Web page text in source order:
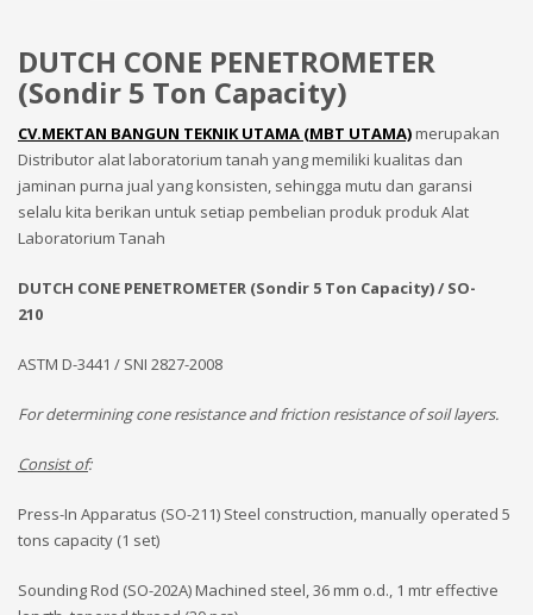
DUTCH CONE PENETROMETER
(Sondir 5 Ton Capacity)
CV.MEKTAN BANGUN TEKNIK UTAMA (MBT UTAMA)merupakan
Distributor alat laboratorium tanah yang memiliki kualitas dan
jaminan purna jual yang konsisten, sehingga mutu dan garansi
selalu kita berikan untuk setiap pembelian produk produk Alat
Laboratorium Tanah
DUTCH CONE PENETROMETER (Sondir 5 Ton Capacity) / SO-
210
ASTM D-3441 / SNI 2827-2008
For determining cone resistance and friction resistance of soil layers.
Consist of:
Press-In Apparatus (SO-211) Steel construction, manually operated 5
tons capacity (1 set)
Sounding Rod (SO-202A) Machined steel, 36 mm o.d., 1 mtr effective